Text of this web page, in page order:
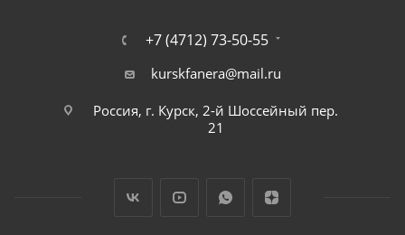
+7 (4712) 73-50-55
kurskfanera@mail.ru
Россия, г. Курск, 2-й Шоссейный пер.
21